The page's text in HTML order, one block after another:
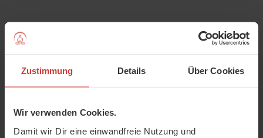
Zustimmung Details Über Cookies
Wir verwenden Cookies.
Damit wir Dir eine einwandfreie Nutzung und